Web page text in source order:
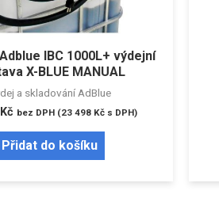
IBC 1000L+ výdejní
X-BLUE MANUAL
a skladování AdBlue
Kč bez DPH (23 498 Kč s DPH)
Přidat do košíku